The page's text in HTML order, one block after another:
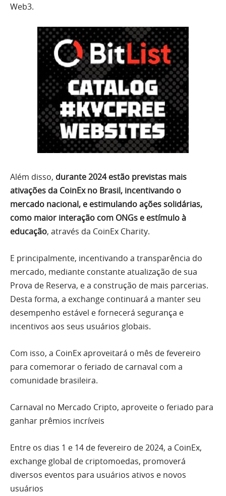
Web3.
Além disso, durante 2024 estão previstas mais
ativações da CoinEx no Brasil, incentivando o
mercado nacional, e estimulando ações solidárias,
como maior interação com ONGs e estímulo à
educação, através da CoinEx Charity.
E principalmente, incentivando a transparência do
mercado, mediante constante atualização de sua
Prova de Reserva, e a construção de mais parcerias.
Desta forma, a exchange continuará a manter seu
desempenho estável e fornecerá segurança e
incentivos aos seus usuários globais.
Com isso, a CoinEx aproveitará o mês de fevereiro
para comemorar o feriado de carnaval com a
comunidade brasileira.
Carnaval no Mercado Cripto, aproveite o feriado para
ganhar prêmios incríveis
Entre os dias 1 e 14 de fevereiro de 2024, a CoinEx,
exchange global de criptomoedas, promoverá
diversos eventos para usuários ativos e novos
usuários